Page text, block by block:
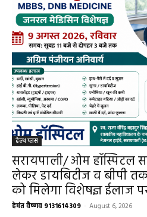
हेल्थ प्लस
सरायपाली/ ओम हॉस्पिटल
लेकर डायबिटीज व बीपी
को मिलेगा विशेषज्ञ ईलाज
हेमंत वैष्णव 9131614309 - August 6, 2026